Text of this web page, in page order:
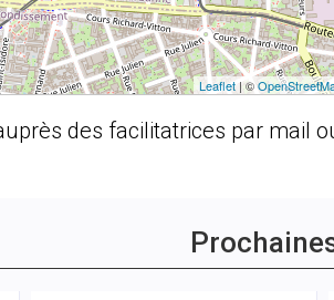
Leaflet| ©
des facilitatrices par mail